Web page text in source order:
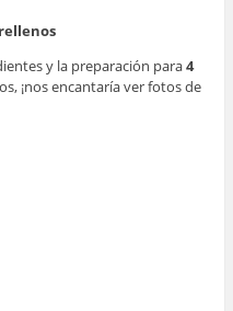
y la preparación para4
¡nos encantaría ver fotos de